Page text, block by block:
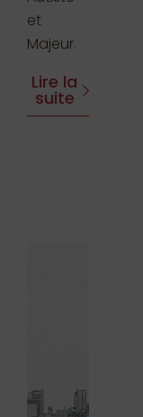
et
Majeur.
Lire la
suite